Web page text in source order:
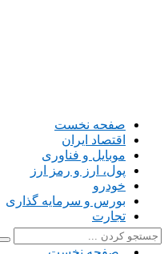
صفحه نخست
اقتصاد ایران
موبایل و فناوری
پول، ارز و رمز ارز
خودرو
بورس و سرمایه گذاری
تجارت